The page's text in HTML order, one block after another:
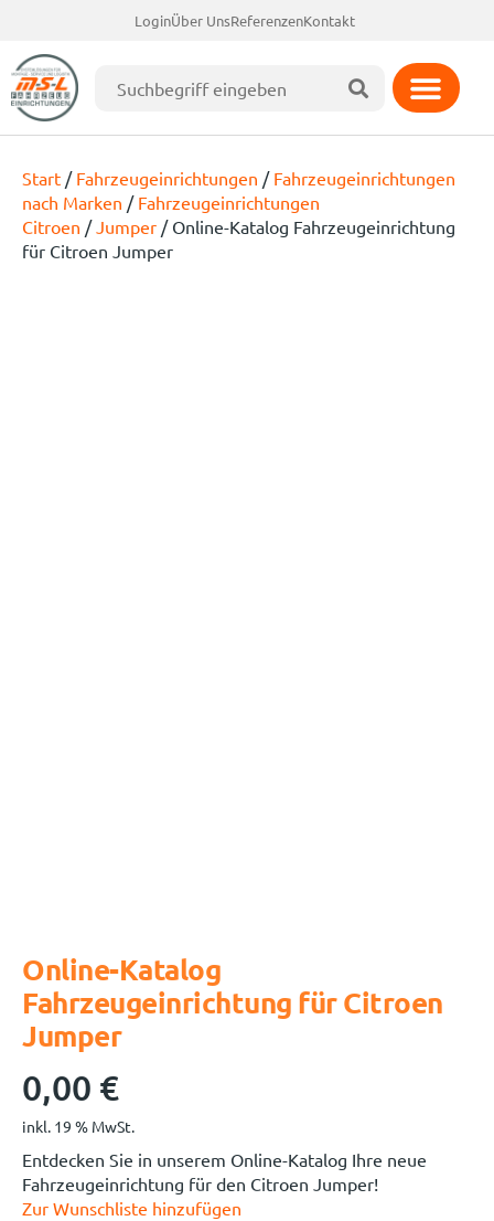
LoginÜber UnsReferenzenKontakt
Start / Fahrzeugeinrichtungen / Fahrzeugeinrichtungen
nach Marken / Fahrzeugeinrichtungen
Citroen /Jumper / Online-Katalog Fahrzeugeinrichtung
für Citroen Jumper
Online-Katalog
Fahrzeugeinrichtung für Citroen
Jumper
0,00 €
inkl. 19 % MwSt.
Entdecken Sie in unserem Online-Katalog Ihre neue
Fahrzeugeinrichtung für den Citroen Jumper!
Zur Wunschliste hinzufügen